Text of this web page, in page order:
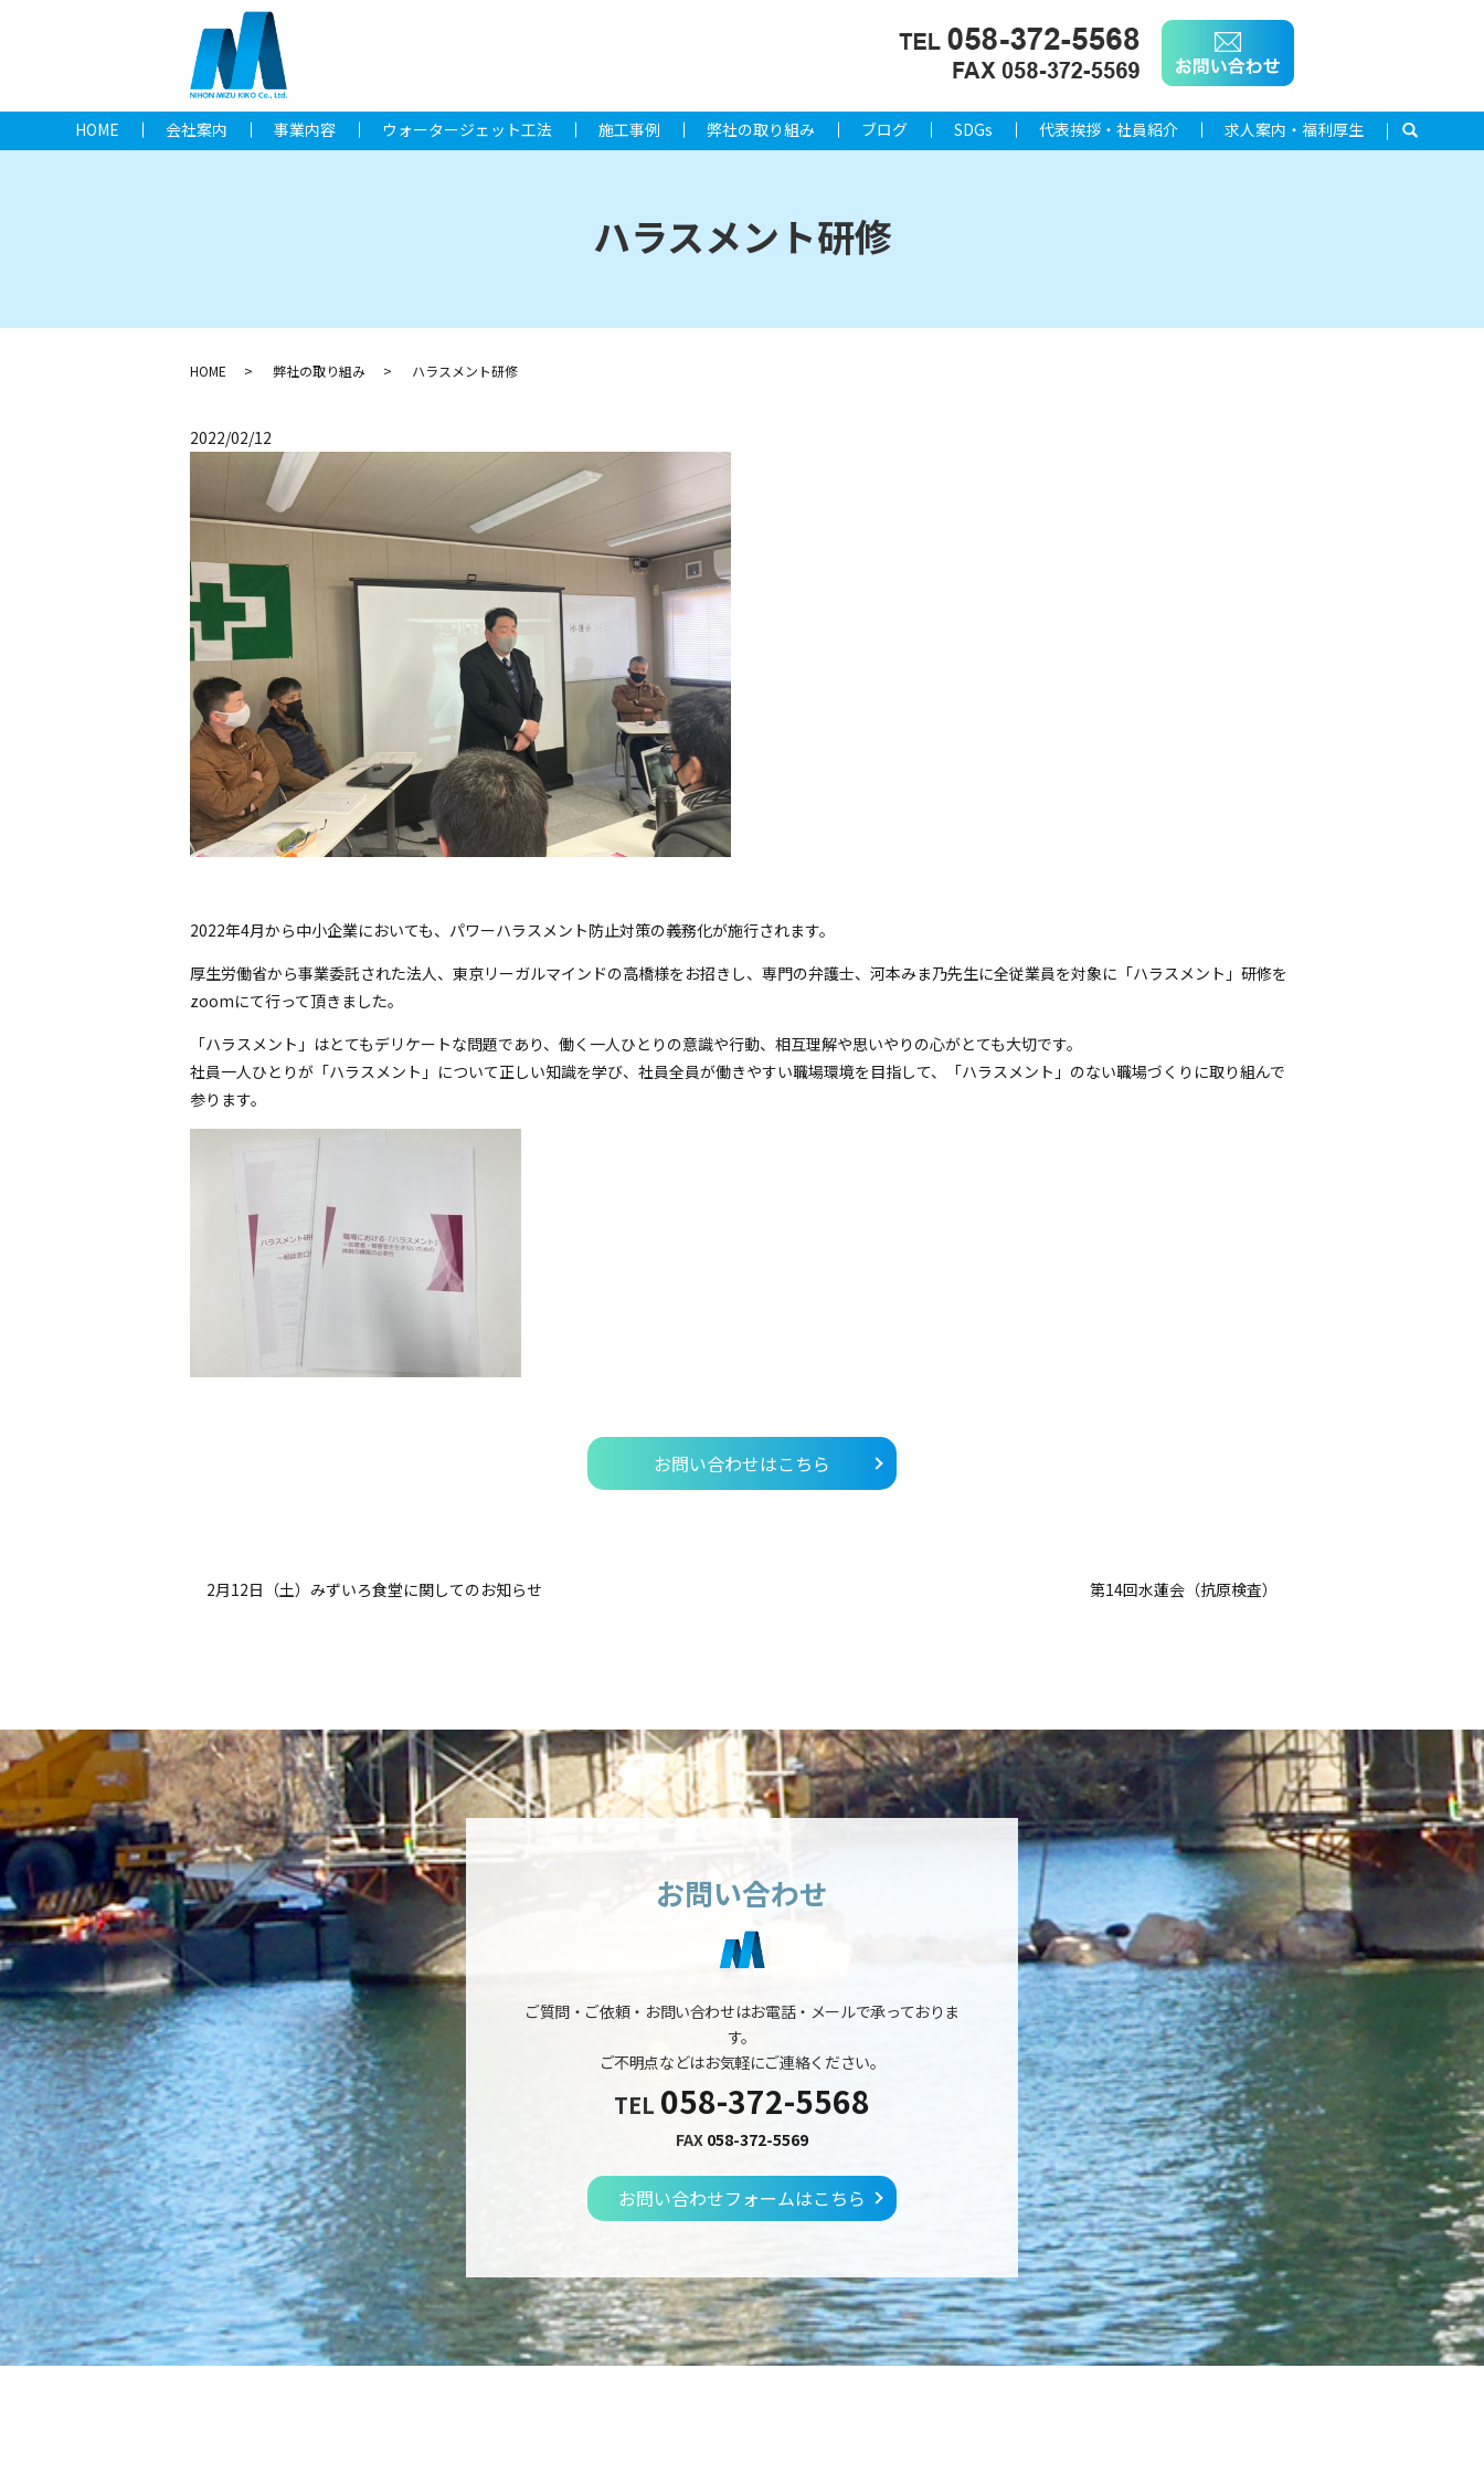
HOME 会社案内 事業内容 ウォータージェット工法 施工事例 弊社の取り組み ブログ SDGs 代表挨拶・社員紹介 求人案内・福利厚生 search
ハラスメント研修
HOME 弊社の取り組み ハラスメント研修
2022/02/12
2022年4月から中小企業においても、パワーハラスメント防止対策の義務化が施行されます。
厚生労働省から事業委託された法人、東京リーガルマインドの高橋様をお招きし、専門の弁護士、河本みま乃先生に全従業員を対象に「ハラスメント」研修を
zoomにて行って頂きました。
「ハラスメント」はとてもデリケートな問題であり、働く一人ひとりの意識や行動、相互理解や思いやりの心がとても大切です。
社員一人ひとりが「ハラスメント」について正しい知識を学び、社員全員が働きやすい職場環境を目指して、「ハラスメント」のない職場づくりに取り組んで
参ります。
お問い合わせはこちら
2月12日（土）みずいろ食堂に関してのお知らせ 第14回水蓮会（抗原検査）
お問い合わせ
ご質問・ご依頼・お問い合わせはお電話・メールで承っておりま
す。
ご不明点などはお気軽にご連絡ください。
TEL 058-372-5568
FAX 058-372-5569
お問い合わせフォームはこちら